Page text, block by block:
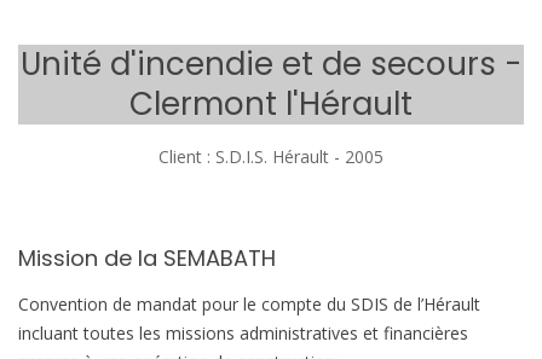
Unité d'incendie et de secours -
Clermont l'Hérault
Client : S.D.I.S. Hérault - 2005
Mission de la SEMABATH
Convention de mandat pour le compte du SDIS de l’Hérault
incluant toutes les missions administratives et financières